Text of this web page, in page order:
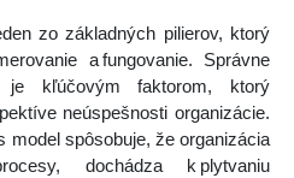
zo základných pilierov, ktorý
a fungovanie. Správne
je kľúčovým faktorom, ktorý
neúspešnosti organizácie.
model spôsobuje, že organizácia
dochádza k plytvaniu